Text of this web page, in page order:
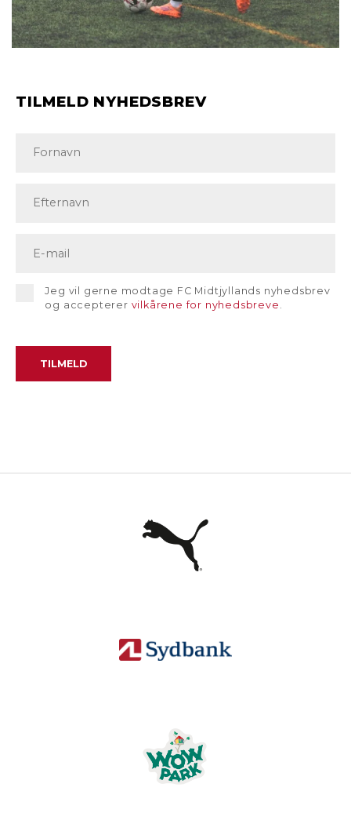
TILMELD NYHEDSBREV
Jeg vil gerne modtage FC Midtjyllands nyhedsbrev
og accepterer vilkårene for nyhedsbreve .